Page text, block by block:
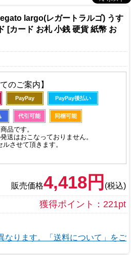
largo(レガートラルゴ) うす
[カード お札 小銭 硬貨 紙幣 お
のご案内】
PayPay PayPay後払い
代引可能 同梱可能
品です。
送はおこなっておりません。
させて頂きます。
販売価格4,418円 (税込)
獲得ポイント：221pt
なります。「送料について」をご